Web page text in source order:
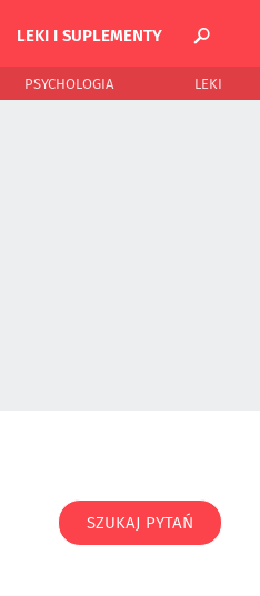
LEKI I SUPLEMENTY
PSYCHOLOGIA LEKI
SZUKAJ PYTAŃ